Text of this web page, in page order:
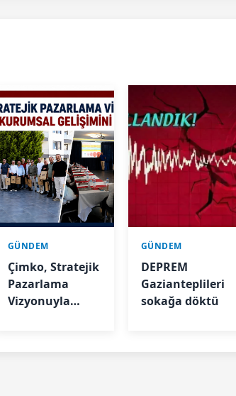
GÜNDEM
Çimko, Stratejik
Pazarlama
Vizyonuyla
GÜNDEM
DEPREM
Gazianteplileri
sokağa döktü